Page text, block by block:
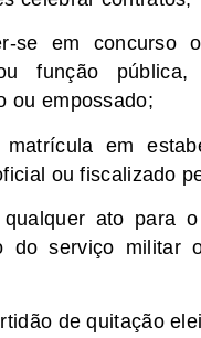
se em concurso
função
ou empossado;
matrícula em
ou fiscalizado
qualquer ato para
do serviço militar
de quitação